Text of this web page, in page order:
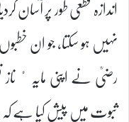
اندازہ قطعی طور پر آسان
نہیں ہو سکتا، جو ان
رضیؒ نے اپنی مایہ ٴ ناز
ثبوت میں پیش کیا ہے کہ